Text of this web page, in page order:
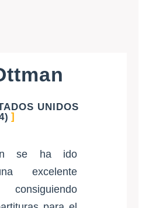
UNIDOS
se ha ido
excelente